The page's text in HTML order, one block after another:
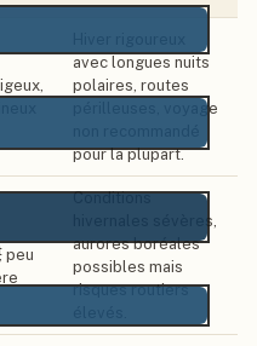
avec longues nuits
polaires, routes
périlleuses, voyage
pour la plupart.
peu
Conditions
hivernales sévères,
aurores boréales
possibles mais
risques routiers